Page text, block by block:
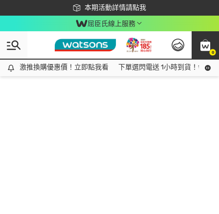
本期活動詳情請點我
下載app最高回饋$350
屈臣氏線上服務
0
激推換購優惠價！立即點我看
激推換購優惠價！立即點我看 下單選閃電送 1小時到貨！領神